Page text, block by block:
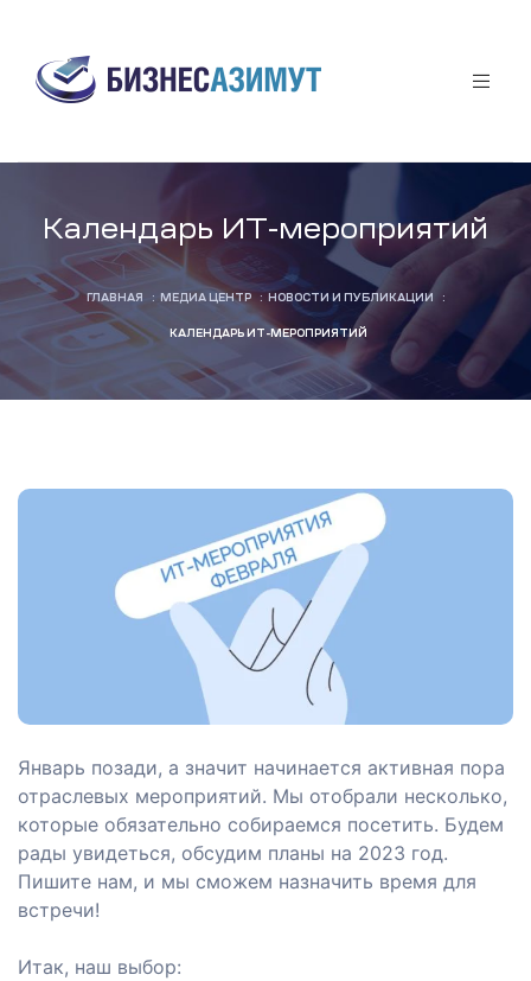
Календарь ИТ-мероприятий
ГЛАВНАЯ : МЕДИА ЦЕНТР : НОВОСТИ И ПУБЛИКАЦИИ :
КАЛЕНДАРЬ ИТ-МЕРОПРИЯТИЙ
Январь позади, а значит начинается активная пора
отраслевых мероприятий. Мы отобрали несколько,
которые обязательно собираемся посетить. Будем
рады увидеться, обсудим планы на 2023 год.
Пишите нам, и мы сможем назначить время для
встречи!
Итак, наш выбор: